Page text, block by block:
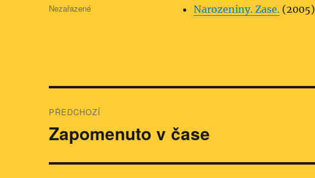
Narozeniny. Zase.(2005)
Rubriky:
Nezařazené
pro
PŘEDCHOZÍ
Předchozí
příspěvek:
Zapomenuto v čase